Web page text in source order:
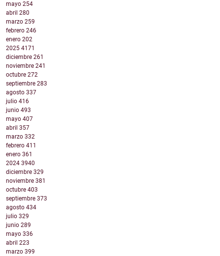
mayo 254
abril 280
marzo 259
febrero 246
enero 202
2025 4171
diciembre 261
noviembre 241
octubre 272
septiembre 283
agosto 337
julio 416
junio 493
mayo 407
abril 357
marzo 332
febrero 411
enero 361
2024 3940
diciembre 329
noviembre 381
octubre 403
septiembre 373
agosto 434
julio 329
junio 289
mayo 336
abril 223
marzo 399